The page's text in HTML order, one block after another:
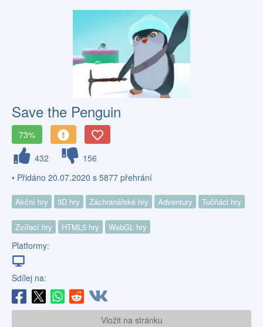
Save the Penguin
73%
432
156
• Přidáno 20.07.2020 s 5877 přehrání
Akční hry 3D hry Záchranářské hry Adventury Tučňáci hry
Zvířecí hry HTML5 hry WebGL hry
Platformy:
Sdílej na:
Vložit na stránku